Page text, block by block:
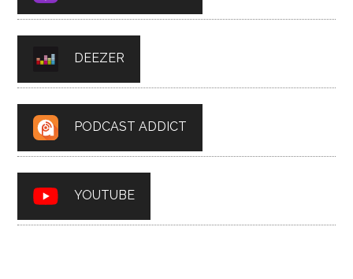
DEEZER
PODCAST ADDICT
YOUTUBE